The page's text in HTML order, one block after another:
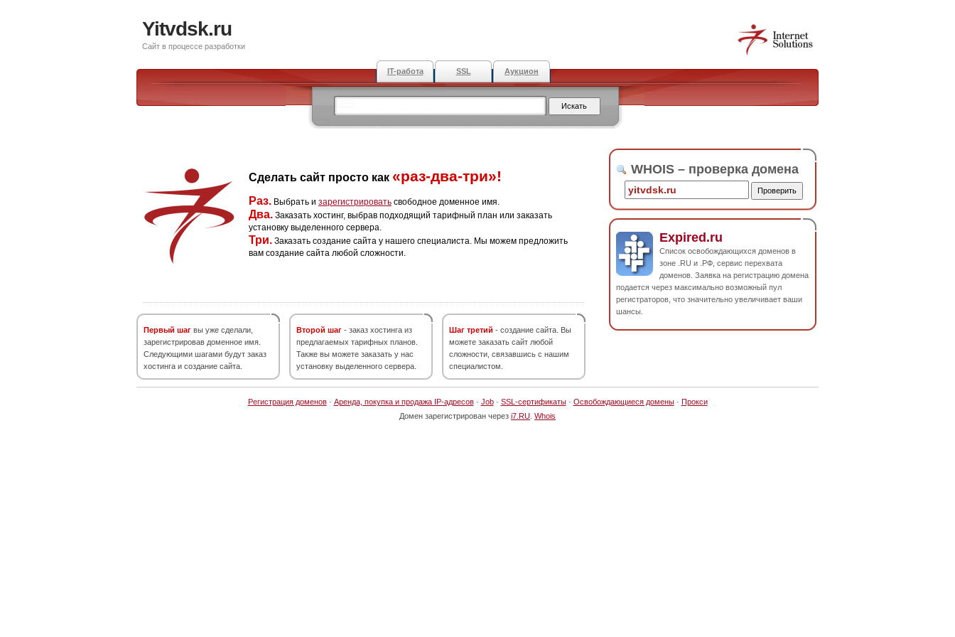
Yitvdsk.ru
Сайт в процессе разработки
IT-работа SSL Аукцион
Сделать сайт просто как «раз-два-три»!
Раз. Выбрать и зарегистрировать свободное доменное имя.
Два. Заказать хостинг, выбрав подходящий тарифный план или заказать
установку выделенного сервера.
Три. Заказать создание сайта у нашего специалиста. Мы можем предложить
вам создание сайта любой сложности.
Первый шаг вы уже сделали,
зарегистрировав доменное имя.
Следующими шагами будут заказ
хостинга и создание сайта.
Второй шаг - заказ хостинга из
предлагаемых тарифных планов.
Также вы можете заказать у нас
установку выделенного сервера.
Шаг третий - создание сайта. Вы
можете заказать сайт любой
сложности, связавшись с нашим
специалистом.
WHOIS – проверка домена
Expired.ru
Список освобождающихся доменов в
зоне .RU и .РФ, сервис перехвата
доменов. Заявка на регистрацию домена
подается через максимально возможный пул
регистраторов, что значительно увеличивает ваши
шансы.
Регистрация доменов· Аренда, покупка и продажа IP-адресов· Job· SSL-сертификаты· Освобождающиеся домены· Прокси
Домен зарегистрирован через i7.RU Whois